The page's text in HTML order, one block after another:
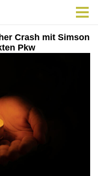
Crash mit Simson
Pkw